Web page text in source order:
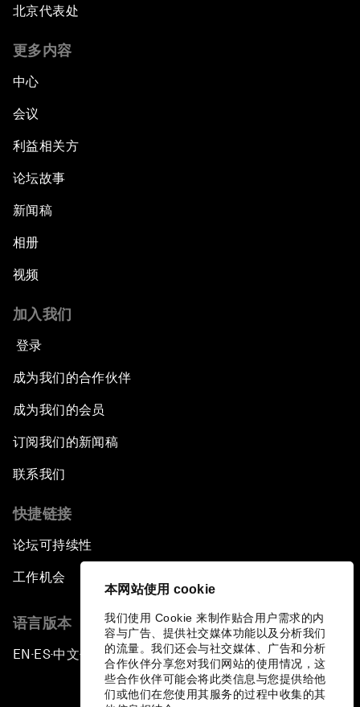
本网站使用 cookie
我们使用 Cookie 来制作贴合用户需求的内
容与广告、提供社交媒体功能以及分析我们
的流量。我们还会与社交媒体、广告和分析
合作伙伴分享您对我们网站的使用情况，这
些合作伙伴可能会将此类信息与您提供给他
们或他们在您使用其服务的过程中收集的其
北京代表处
更多内容
中心
会议
利益相关方
论坛故事
新闻稿
相册
视频
加入我们
登录
成为我们的合作伙伴
成为我们的会员
订阅我们的新闻稿
联系我们
快捷链接
论坛可持续性
工作机会
语言版本
EN ▪ES▪中文▪ 日本語